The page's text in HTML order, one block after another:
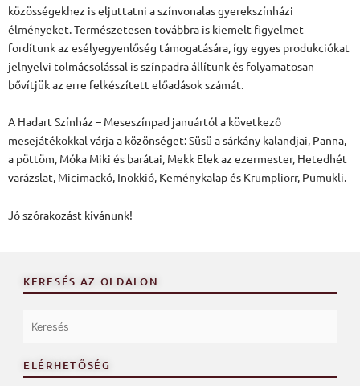
közösségekhez is eljuttatni a színvonalas gyerekszínházi
élményeket. Természetesen továbbra is kiemelt figyelmet
fordítunk az esélyegyenlőség támogatására, így egyes produkciókat
jelnyelvi tolmácsolással is színpadra állítunk és folyamatosan
bővítjük az erre felkészített előadások számát.
A Hadart Színház – Meseszínpad januártól a következő
mesejátékokkal várja a közönséget: Süsü a sárkány kalandjai, Panna,
a pöttöm, Móka Miki és barátai, Mekk Elek az ezermester, Hetedhét
varázslat, Micimackó, Inokkió, Keménykalap és Krumpliorr, Pumukli.
Jó szórakozást kívánunk!
KERESÉS AZ OLDALON
ELÉRHETŐSÉG